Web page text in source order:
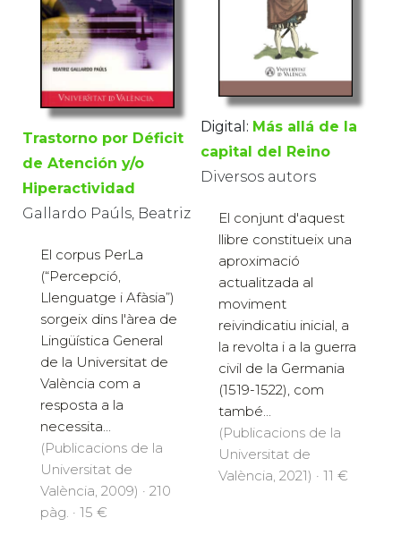
Trastorno por Déficit
de Atención y/o
Hiperactividad
Gallardo Paúls, Beatriz
El corpus PerLa
(“Percepció,
Llenguatge i Afàsia”)
sorgeix dins l'àrea de
Lingüística General
de la Universitat de
València com a
resposta a la
necessita...
(Publicacions de la
Universitat de
València, 2009) · 210
pàg. · 15 €
Digital: Más allá de la
capital del Reino
Diversos autors
El conjunt d'aquest
llibre constitueix una
aproximació
actualitzada al
moviment
reivindicatiu inicial, a
la revolta i a la guerra
civil de la Germania
(1519-1522), com
també...
(Publicacions de la
Universitat de
València, 2021) · 11 €